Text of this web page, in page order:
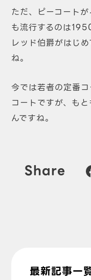
ただ、ピーコート
も流行するのは
レッド伯爵がはじ
ね。
今では若者の定番
コートですが、も
んですね。
Share
最新記事一